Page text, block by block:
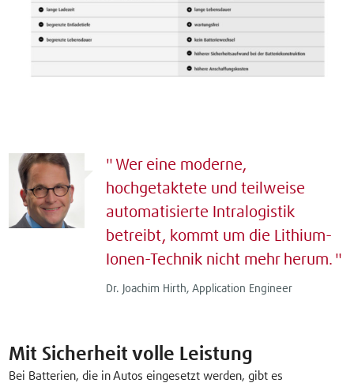
Wer eine moderne,
hochgetaktete und teilweise
automatisierte Intralogistik
betreibt, kommt um die Lithium-
Ionen-Technik nicht mehr herum.
Dr. Joachim Hirth, Application Engineer
Mit Sicherheit volle Leistung
Bei Batterien, die in Autos eingesetzt werden, gibt es